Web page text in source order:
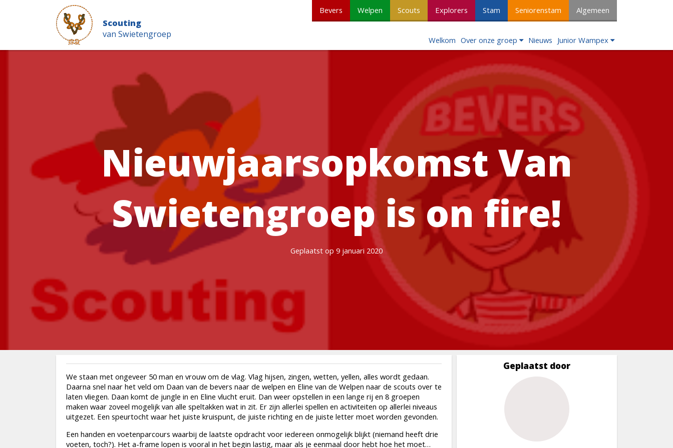
Scouting
van Swietengroep
Bevers Welpen Scouts Explorers Stam Seniorenstam Algemeen
Welkom Over onze groep Nieuws Junior Wampex
Nieuwjaarsopkomst Van
Swietengroep is on fire!
Geplaatst op 9 januari 2020
We staan met ongeveer 50 man en vrouw om de vlag. Vlag hijsen, zingen, wetten, yellen, alles wordt gedaan.
Daarna snel naar het veld om Daan van de bevers naar de welpen en Eline van de Welpen naar de scouts over te
laten vliegen. Daan komt de jungle in en Eline vlucht eruit. Dan weer opstellen in een lange rij en 8 groepen
maken waar zoveel mogelijk van alle speltakken wat in zit. Er zijn allerlei spellen en activiteiten op allerlei niveaus
uitgezet. Een speurtocht waar het juiste kruispunt, de juiste richting en de juiste letter moet worden gevonden.
Een handen en voetenparcours waarbij de laatste opdracht voor iedereen onmogelijk blijkt (niemand heeft drie
voeten, toch?). Het a-frame lopen is vooral in het begin lastig, maar als je eenmaal door hebt hoe het moet…
Geplaatst door